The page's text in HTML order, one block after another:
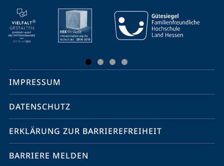
Mobile-
Service-
Navigation
Social
Media
Kontakte
IMPRESSUM
DATENSCHUTZ
ERKLÄRUNG ZUR BARRIEREFREIHEIT
BARRIERE MELDEN